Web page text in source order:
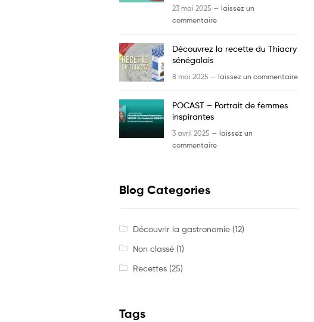
23 mai 2025 — laissez un
commentaire
Découvrez la recette du Thiacry
sénégalais
8 mai 2025 — laissez un commentaire
POCAST – Portrait de femmes
inspirantes
3 avril 2025 — laissez un
commentaire
Blog Categories
Découvrir la gastronomie(12)
Non classé(1)
Recettes(25)
Tags